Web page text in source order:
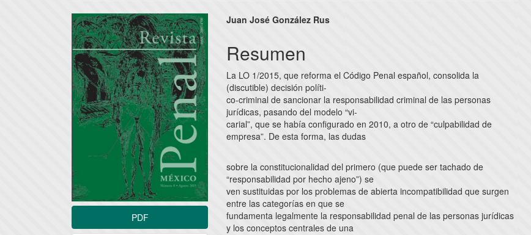
Barra
lateral
del
artículo
PDF
Contenido
principal
del
artículo
Juan José González Rus
Resumen
La LO 1/2015, que reforma el Código Penal español, consolida la
(discutible) decisión políti-
co-criminal de sancionar la responsabilidad criminal de las personas
jurídicas, pasando del modelo “vi-
carial”, que se había configurado en 2010, a otro de “culpabilidad de
empresa”. De esta forma, las dudas
sobre la constitucionalidad del primero (que puede ser tachado de
“responsabilidad por hecho ajeno”) se
ven sustituidas por los problemas de abierta incompatibilidad que surgen
entre las categorías en que se
fundamenta legalmente la responsabilidad penal de las personas jurídicas
y los conceptos centrales de una